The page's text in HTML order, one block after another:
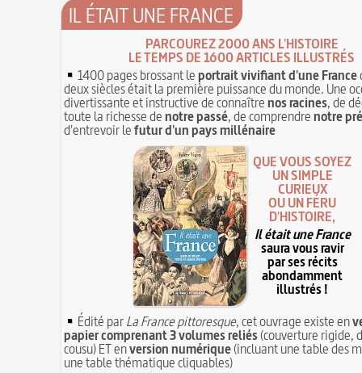
IL ÉTAIT UNE FRANCE
PARCOUREZ 2000 ANS L'HISTOIRE
LE TEMPS DE 1600 ARTICLES ILLUSTRÉS
1400 pages brossant leportrait vivifiant d'une France
deux siècles était la première puissance du monde. Une
divertissante et instructive de connaîtrenos racines, de
toute la richesse denotre passé, de comprendrenotre
d'entrevoir lefutur d'un pays millénaire
QUE VOUS SOYEZ
UN SIMPLE
CURIEUX
OU UN FÉRU
D'HISTOIRE,
Il était une France
saura vous ravir
par ses récits
abondamment
illustrés !
Édité parLa France pittoresque, cet ouvrage existe en
papier comprenant 3 volumes reliés(couverture rigide,
cousu) ET enversion numérique(incluant une table des
une table thématique cliquables)